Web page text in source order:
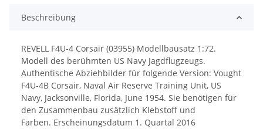
Beschreibung
REVELL F4U-4 Corsair (03955) Modellbausatz 1:72.
Modell des berühmten US Navy Jagdflugzeugs.
Authentische Abziehbilder für folgende Version: Vought
F4U-4B Corsair, Naval Air Reserve Training Unit, US
Navy, Jacksonville, Florida, June 1954. Sie benötigen für
den Zusammenbau zusätzlich Klebstoff und
Farben. Erscheinungsdatum 1. Quartal 2016